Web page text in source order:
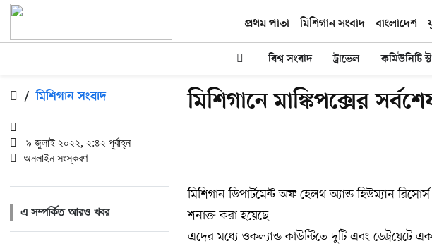
প্রথম পাতা মিশিগান সংবাদ বাংলাদেশ
বিশ্ব সংবাদ ট্রাভেল কমিউনিটি
/ মিশিগান সংবাদ
৯ জুলাই ২০২২, ২:৪২ পূর্বাহ্ন
অনলাইন সংস্করণ
এ সম্পর্কিত আরও খবর
মিশিগানে মাঙ্কিপক্সের
মিশিগান ডিপার্টমেন্ট অফ হেলথ অ্যান্ড হিউম্যান
শনাক্ত করা হয়েছে।
এদের মধ্যে ওকল্যান্ড কাউন্টিতে দুটি এবং ডেট্রয়েটে